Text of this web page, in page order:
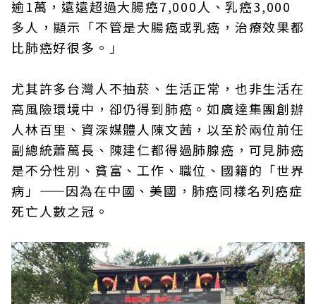
逾1萬，遠遠超過大腸癌7,000人、乳癌3,000
多人，顯示「不管是大腸癌或乳癌，治療效果都
比肺癌好很多。」
尤其許多台灣人不抽菸、生活正常，也非生活在
高風險環境中，卻仍得到肺癌。如廣達集團創辦
人林百里、資深媒體人陳文茜，以至於兩位前任
副總統蕭萬長、陳建仁都得過肺腺癌，可見肺癌
是不分性別、貧富、工作、職位、國籍的「世界
病」——因為在中國、美國，肺癌同樣名列癌症
死亡人數之冠。